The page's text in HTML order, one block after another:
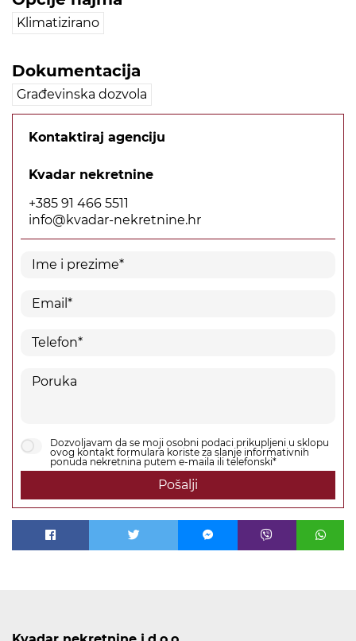
Klimatizirano
Dokumentacija
Građevinska dozvola
Kontaktiraj agenciju
Kvadar nekretnine
+385 91 466 5511
info@kvadar-nekretnine.hr
Dozvoljavam da se moji osobni podaci prikupljeni u sklopu
ovog kontakt formulara koriste za slanje informativnih
ponuda nekretnina putem e-maila ili telefonski*
Pošalji